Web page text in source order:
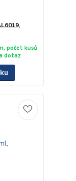
počet kusů
dotaz